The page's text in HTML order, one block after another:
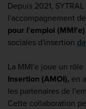
Depuis 2021,
l'accompagnement
pour l'emploi (MMI'e)
sociales d'insertion
La MMI'e joue un rôle
Insertion (AMOI), en
les partenaires de
Cette collaboration